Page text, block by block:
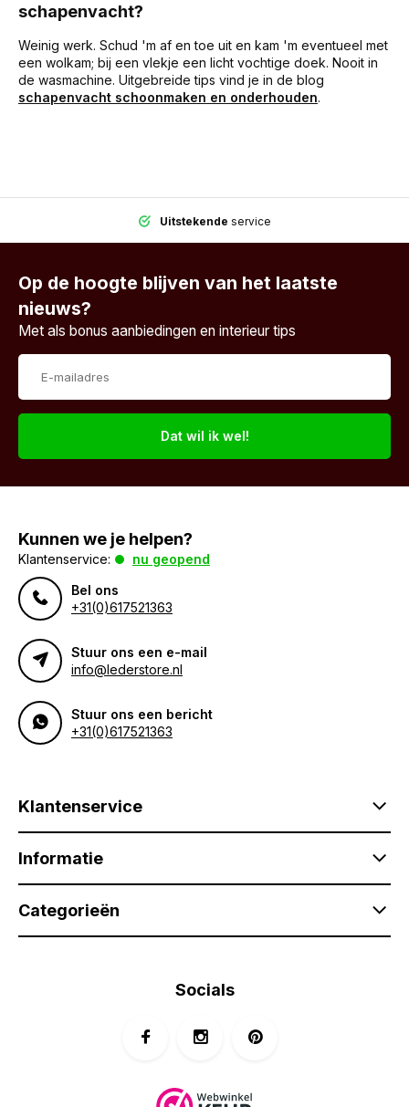
schapenvacht?
Weinig werk. Schud 'm af en toe uit en kam 'm eventueel met
een wolkam; bij een vlekje een licht vochtige doek. Nooit in
de wasmachine. Uitgebreide tips vind je in de blog
schapenvacht schoonmaken en onderhouden.
Uitstekende service
Op de hoogte blijven van het laatste
nieuws?
Met als bonus aanbiedingen en interieur tips
Dat wil ik wel!
Kunnen we je helpen?
Klantenservice:
nu geopend
Bel ons
+31(0)617521363
Stuur ons een e-mail
info@lederstore.nl
Stuur ons een bericht
+31(0)617521363
Klantenservice
Informatie
Categorieën
Socials